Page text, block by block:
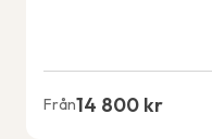
Från14 800 kr